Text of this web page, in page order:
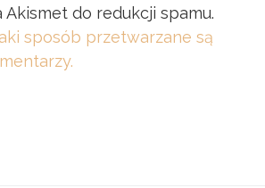
Akismet do redukcji spamu.
sposób przetwarzane są